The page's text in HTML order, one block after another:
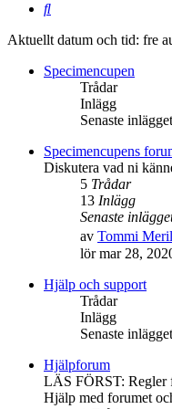
Sök
Aktuellt datum och tid: fre
Specimencupen
Trådar
Inlägg
Senaste inlägget
Specimencupens
Diskutera vad ni
5 Trådar
13 Inlägg
Senaste
av Tommi
lör mar 28,
Hjälp och support
Trådar
Inlägg
Senaste inlägget
Hjälpforum
LÄS FÖRST: Regler
Hjälp med forumet